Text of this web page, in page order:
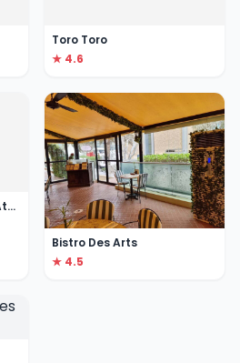
Toro Toro
★ 4.6
Marina Social by Jason Atherton
Bistro Des Arts
★ 4.5